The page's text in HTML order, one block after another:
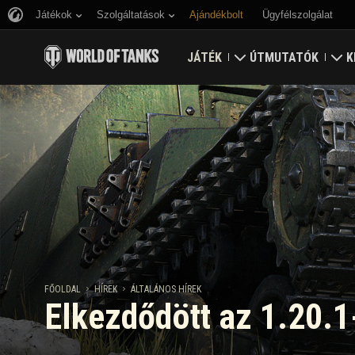
Játékok Szolgáltatások Ajándékbolt Ügyfélszolgálat
JÁTÉK
Töltsd le most
Bónusz kódok beváltása
Hírek
Értékelések
Tankopédia
Zene
ÚTMUTATÓK
Útmutató újoncoknak
Általános útmutató
Játék gazdaság
Fiók biztonság
Eredmények
Fair Play irányelvek
Wargaming.net
FŐOLDAL HÍREK ÁLTALÁNOS HÍREK
Elkezdődött az